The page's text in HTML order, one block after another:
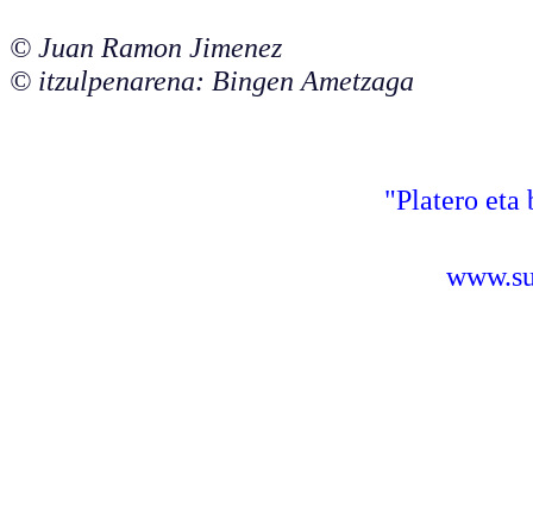
© Juan Ramon Jimenez
© itzulpenarena: Bingen Ametzaga
"Platero eta